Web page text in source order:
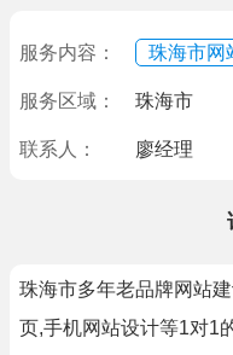
服务内容： 珠海市网
服务区域： 珠海市
联系人： 廖经理
珠海市多年老品牌网站
页,手机网站设计等1对1